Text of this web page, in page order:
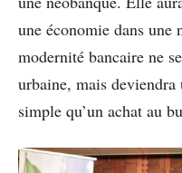
une économie dans
modernité bancaire ne
urbaine, mais
simple qu’un achat au